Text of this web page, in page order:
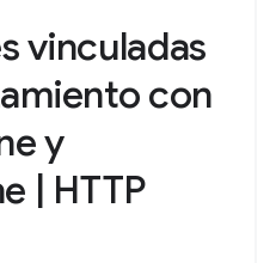
vinculadas
con
y
| HTTP